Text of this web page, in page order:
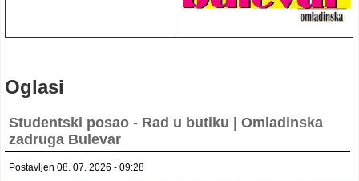
Oglasi
Studentski posao - Rad u butiku | Omladinska
zadruga Bulevar
Postavljen 08. 07. 2026 - 09:28